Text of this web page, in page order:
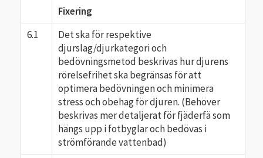
Fixering
6.1
Det ska för respektive
djurslag/djurkategori och
bedövningsmetod beskrivas hur djurens
rörelsefrihet ska begränsas för att
optimera bedövningen och minimera
stress och obehag för djuren. (Behöver
beskrivas mer detaljerat för fjäderfä som
hängs upp i fotbyglar och bedövas i
strömförande vattenbad)